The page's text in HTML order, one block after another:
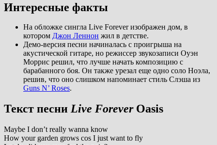
Интересные факты
На обложке сингла Live Forever изображен дом, в
котором Джон Леннон жил в детстве.
Демо-версия песни начиналась с проигрыша на
акустической гитаре, но режиссер звукозаписи Оуэн
Моррис решил, что лучше начать композицию с
барабанного боя. Он также урезал еще одно соло Ноэла,
решив, что оно слишком напоминает стиль Слэша из
Guns N’ Roses.
Текст песни Live ForeverOasis
Maybe I don’t really wanna know
How your garden grows cos I just want to fly